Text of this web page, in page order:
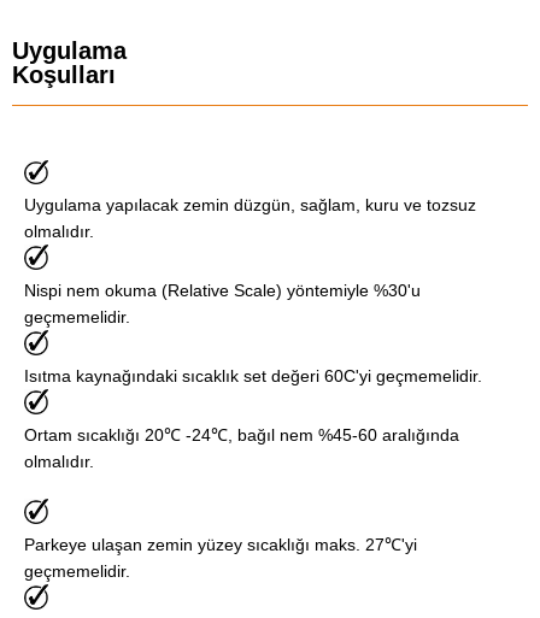
Uygulama
Koşulları
Uygulama yapılacak zemin düzgün, sağlam, kuru ve tozsuz
olmalıdır.
Nispi nem okuma (Relative Scale) yöntemiyle %30'u
geçmemelidir.
Isıtma kaynağındaki sıcaklık set değeri 60C'yi geçmemelidir.
Ortam sıcaklığı 20℃ -24℃, bağıl nem %45-60 aralığında
olmalıdır.
Parkeye ulaşan zemin yüzey sıcaklığı maks. 27℃'yi
geçmemelidir.